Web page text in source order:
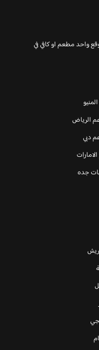
واحد مطعم او كافي في
الرياض
دبي
جده